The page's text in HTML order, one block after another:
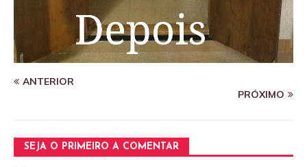
ANTERIOR
PRÓXIMO
SEJA O PRIMEIRO A COMENTAR